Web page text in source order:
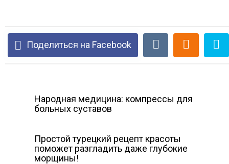
Поделиться на Facebook
Народная медицина: компрессы для
больных суставов
Простой турецкий рецепт красоты
поможет разгладить даже глубокие
морщины!